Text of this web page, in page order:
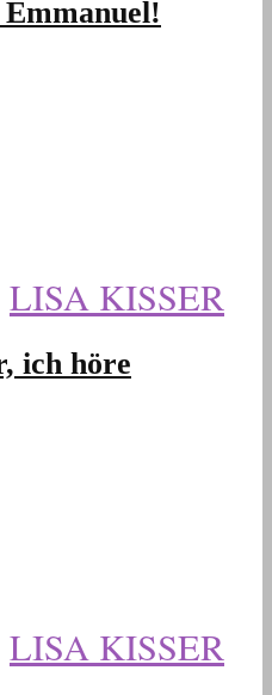
LISA KISSER
ich höre
LISA KISSER